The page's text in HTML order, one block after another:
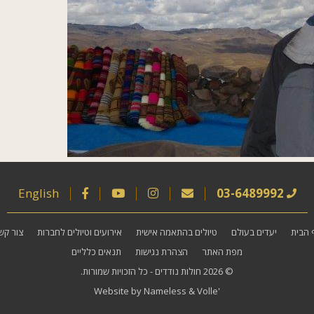
03-6489992
English
הבית יעדים בעולם טיולים בהתאמה אישית אירועים וטיולים לחברות
צור
מפת האתר
הצהרת נגישות
תנאים כלליים
© 2026
חולות נודדים - כל הזכויות שמורות.
Website by Nameless &Volle'